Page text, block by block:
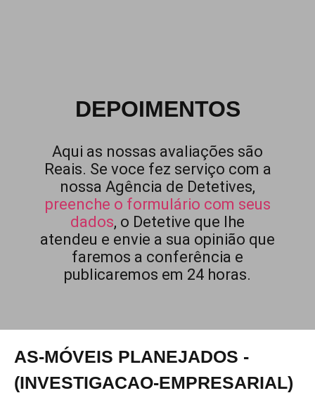
DEPOIMENTOS
Aqui as nossas avaliações são
Reais. Se voce fez serviço com a
nossa Agência de Detetives,
preenche o formulário com seus
dados, o Detetive que lhe
atendeu e envie a sua opinião que
faremos a conferência e
publicaremos em 24 horas.
AS-MÓVEIS PLANEJADOS -
(INVESTIGACAO-EMPRESARIAL)